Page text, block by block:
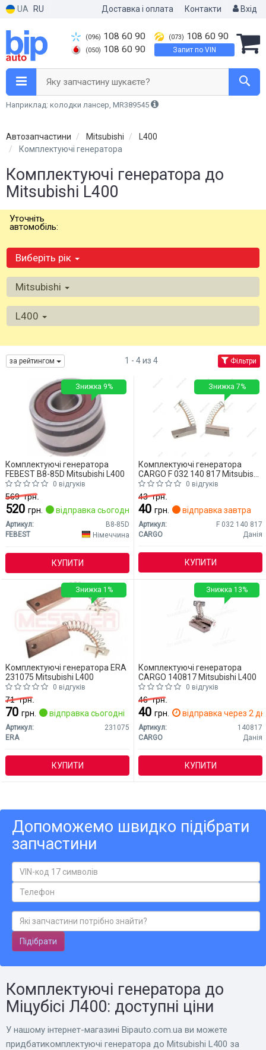
UA RU Доставка і оплата Контакти Вхід
(096) 108 60 90
(050) 108 60 90
(073) 108 60 90
Запит по VIN
Яку запчастину шукаєте?
Наприклад: колодки лансер, MR389545
Автозапчастини Mitsubishi
L400
Комплектуючі генератора
Комплектуючі генератора до
Mitsubishi L400
Уточніть
автомобіль:
Виберіть рік
Mitsubishi
L400
за рейтингом 1 - 4 из 4 Фільтри
Комплектуючі генератора
FEBEST B8-85D Mitsubishi L400
0 відгуків
569грн.
520 грн. відправка сьогодні
Артикул:
B8-85D
FEBEST
Німеччина
КУПИТИ
Знижка 9%
Комплектуючі генератора
CARGO F 032 140 817 Mitsubishi
L400
0 відгуків
43грн.
40 грн. відправка завтра
Артикул:
F 032 140 817
CARGO
Данія
КУПИТИ
Знижка 7%
Комплектуючі генератора ERA
231075 Mitsubishi L400
0 відгуків
71грн.
70 грн. відправка сьогодні
Артикул:
231075
ERA
КУПИТИ
Знижка 1%
Комплектуючі генератора
CARGO 140817 Mitsubishi L400
0 відгуків
46грн.
40 грн. відправка через 2
Артикул:
140817
CARGO
Данія
КУПИТИ
Знижка 13%
Допоможемо швидко підібрати
запчастини
Підібрати
Комплектуючі генератора до
Міцубісі Л400: доступні ціни
У нашому інтернет-магазині Bіpauto.com.ua ви можете
придбатикомплектуючі генератора до Mitsubishi L400 за